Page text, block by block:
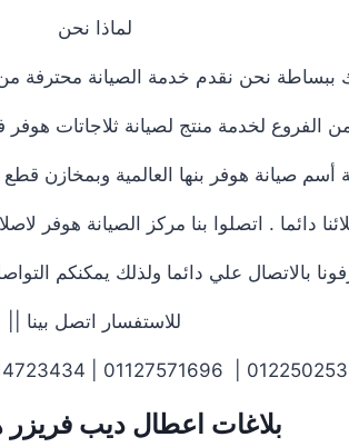
لماذا نحن
ببساطة نحن نقدم خدمة الصيانة محترفة
الفروع لخدمة منتج لصيانة ثلاجاتات هوفر
صيانة هوفر بنها العالمية وبمخازن
دائما . اتصلوا بنا مركز الصيانة هوفر
بالاتصال علي دائما ولذلك يمكنكم
للاستفسار اتصل بينا ||
01225025360 | 01127571696 | 01014723434 |
بلاغات اعطال ديب فريزر